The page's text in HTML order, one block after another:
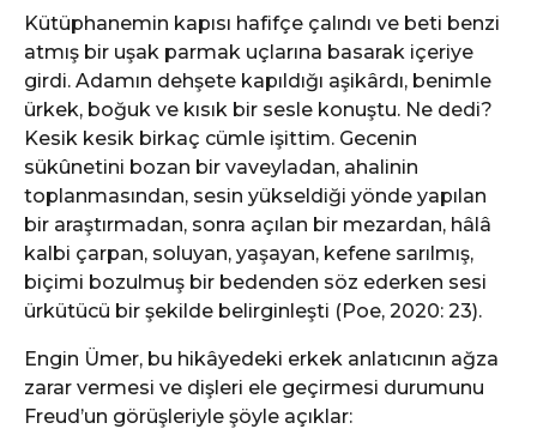
Kütüphanemin kapısı hafifçe çalındı ve beti benzi
atmış bir uşak parmak uçlarına basarak içeriye
girdi. Adamın dehşete kapıldığı aşikârdı, benimle
ürkek, boğuk ve kısık bir sesle konuştu. Ne dedi?
Kesik kesik birkaç cümle işittim. Gecenin
sükûnetini bozan bir vaveyladan, ahalinin
toplanmasından, sesin yükseldiği yönde yapılan
bir araştırmadan, sonra açılan bir mezardan, hâlâ
kalbi çarpan, soluyan, yaşayan, kefene sarılmış,
biçimi bozulmuş bir bedenden söz ederken sesi
ürkütücü bir şekilde belirginleşti (Poe, 2020: 23).
Engin Ümer, bu hikâyedeki erkek anlatıcının ağza
zarar vermesi ve dişleri ele geçirmesi durumunu
Freud’un görüşleriyle şöyle açıklar: